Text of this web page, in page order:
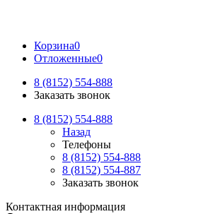
Корзина0
Отложенные0
8 (8152) 554-888
Заказать звонок
8 (8152) 554-888
Назад
Телефоны
8 (8152) 554-888
8 (8152) 554-887
Заказать звонок
Контактная информация